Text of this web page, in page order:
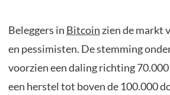
Beleggers in Bitcoin zien de markt
en pessimisten. De stemming
voorzien een daling richting
een herstel tot boven de 100.000